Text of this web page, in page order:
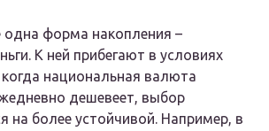
одна форма накопления –
К ней прибегают в условиях
национальная валюта
дешевеет, выбор
на более устойчивой. Например, в